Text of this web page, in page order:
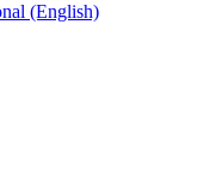
(English)